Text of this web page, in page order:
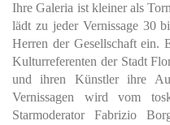
Ihre Galeria ist kleiner als
lädt zu jeder Vernissage 30
Herren der Gesellschaft ein.
Kulturreferenten der Stadt
und ihren Künstler ihre
Vernissagen wird vom
Starmoderator Fabrizio